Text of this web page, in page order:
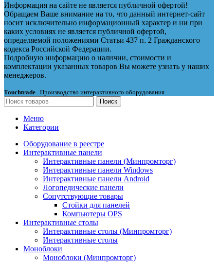
Информация на сайте не является публичной офертой!
Обращаем Ваше внимание на то, что данный интернет-сайт
носит исключительно информационный характер и ни при
каких условиях не является публичной офертой,
определяемой положениями Статьи 437 п. 2 Гражданского
кодекса Российской Федерации.
Подробную информацию о наличии, стоимости и
комплектации указанных товаров Вы можете узнать у наших
менеджеров.
Touchtrade . Производство интерактивного оборудования
Поиск
Меню
Категории
Оборудование в реестре
Интерактивные панели
Интерактивные панели (Минпромторг)
Интерактивные панели Windows
Интерактивные панели Android
Логопедические панели
Сопутствующие товары
Стойки для панелей
Компьютеры OPS
Интерактивные столы
Интерактивные столы (Минпромторг)
Интерактивные столы
Моноблоки
Моноблоки (Минпромторг)